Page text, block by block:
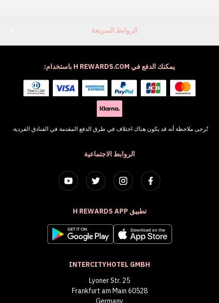
الروابط السريعة
الروابط الاجتماعية
تطبيق H REWARDS APP
INTERCITYHOTEL GMBH
Lyoner Str. 25
60528 Frankfurt am Main
Germany
يمكنك الدفع في H REWARDS.COM باستخدام:
تُرجى ملاحظة أنه قد يكون هناك اختلاف في طرق الدفع المقدمة في الفنادق الفردية.